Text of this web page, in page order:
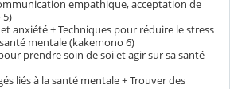
empathique, acceptation de
5)
anxiété + Techniques pour réduire le stress
mentale (kakemono 6)
prendre soin de soi et agir sur sa santé
liés à la santé mentale + Trouver des